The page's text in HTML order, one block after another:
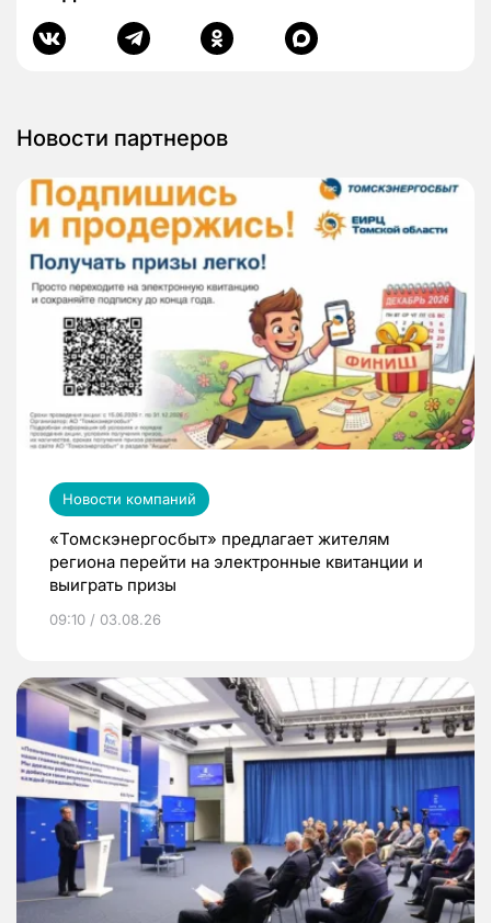
Новости партнеров
Новости компаний
«Томскэнергосбыт» предлагает жителям
региона перейти на электронные квитанции и
выиграть призы
09:10 / 03.08.26